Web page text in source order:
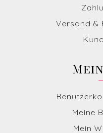
Versand &
Meine
Mein